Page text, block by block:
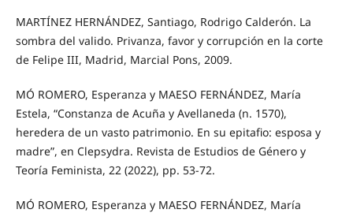
MARTÍNEZ HERNÁNDEZ, Santiago, Rodrigo Calderón. La
sombra del valido. Privanza, favor y corrupción en la corte
de Felipe III, Madrid, Marcial Pons, 2009.
MÓ ROMERO, Esperanza y MAESO FERNÁNDEZ, María
Estela, “Constanza de Acuña y Avellaneda (n. 1570),
heredera de un vasto patrimonio. En su epitafio: esposa y
madre”, en Clepsydra. Revista de Estudios de Género y
Teoría Feminista, 22 (2022), pp. 53-72.
MÓ ROMERO, Esperanza y MAESO FERNÁNDEZ, María